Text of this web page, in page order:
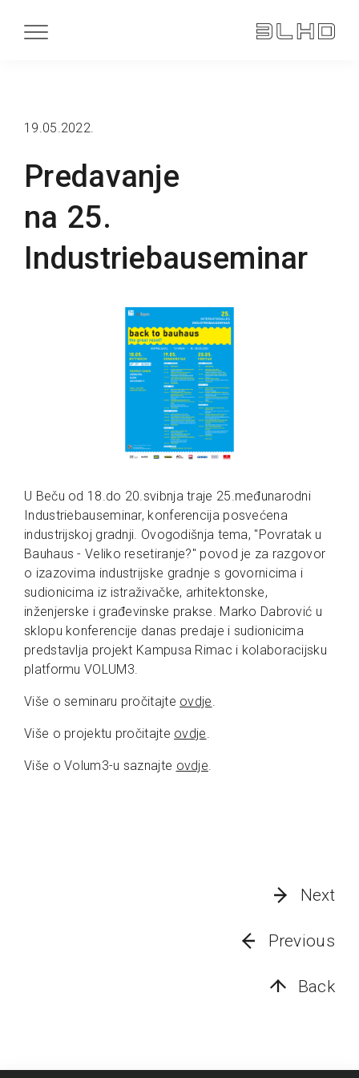
Predavanje
na 25.
Industriebauseminar
19.05.2022.
U Beču od 18.do 20.svibnja traje 25.međunarodni
Industriebauseminar, konferencija posvećena
industrijskoj gradnji. Ovogodišnja tema, "Povratak u
Bauhaus - Veliko resetiranje?" povod je za razgovor
o izazovima industrijske gradnje s govornicima i
sudionicima iz istraživačke, arhitektonske,
inženjerske i građevinske prakse. Marko Dabrović u
sklopu konferencije danas predaje i sudionicima
predstavlja projekt Kampusa Rimac i kolaboracijsku
platformu VOLUM3.
Više o seminaru pročitajte ovdje
Više o projektu pročitajte ovdje
Više o Volum3-u saznajte ovdje
Next
Previous
Back